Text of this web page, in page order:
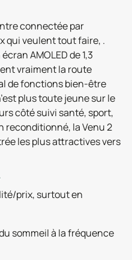
connectée par
qui veulent tout faire, .
AMOLED de 1,3
vraiment la route
de fonctions bien-être
plus toute jeune sur le
côté suivi santé, sport,
reconditionné, la Venu 2
les plus attractives vers
prix, surtout en
sommeil à la fréquence